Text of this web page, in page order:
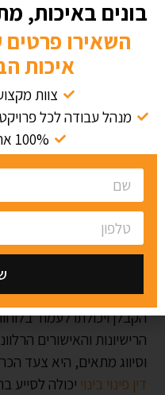
כיצד לבחון
קבלן השלד
בחירת הקבלן המתאים
מומלץ לבדוק את
התמקדות בפרויקטים
המתוכנן. חשוב לבקר
העבודה ואת ההתנהלות
מלקוחות קודמים יכולה
הקבלן ויכולתו לעמוד
הרישיונות והאישורים
וסיווג מתאים, היא צעד
דין פינוי בינוי יכולה לסייע
בונים באיכות,
השאירו פרטים
איכות
צוות
מנהל עבודה לכל פרויקט
100% אחריות על העבודה
Alternative: